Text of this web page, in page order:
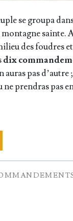
se grou­pa
mon­tagne sainte.
des foudres
dix
auras pas d’autre
ne pren­dras pas